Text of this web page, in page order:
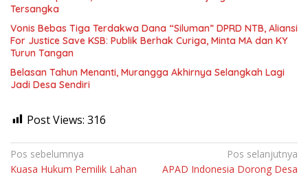
Tersangka
Vonis Bebas Tiga Terdakwa Dana “Siluman” DPRD NTB, Aliansi
For Justice Save KSB: Publik Berhak Curiga, Minta MA dan KY
Turun Tangan
Belasan Tahun Menanti, Murangga Akhirnya Selangkah Lagi
Jadi Desa Sendiri
Post Views: 316
Navigasi
pos
Pos sebelumnya
Kuasa Hukum Pemilik Lahan
Pos selanjutnya
APAD Indonesia Dorong Desa